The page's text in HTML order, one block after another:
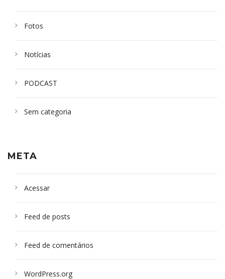
Fotos
Notícias
PODCAST
Sem categoria
META
Acessar
Feed de posts
Feed de comentários
WordPress.org